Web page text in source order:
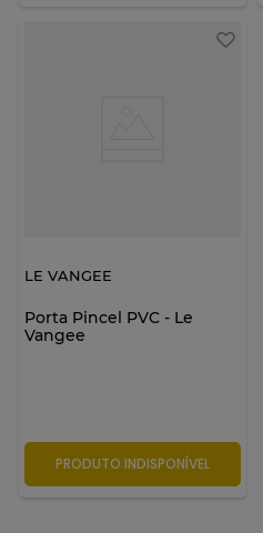
LE VANGEE
Porta Pincel PVC - Le
Vangee
PRODUTO INDISPONÍVEL